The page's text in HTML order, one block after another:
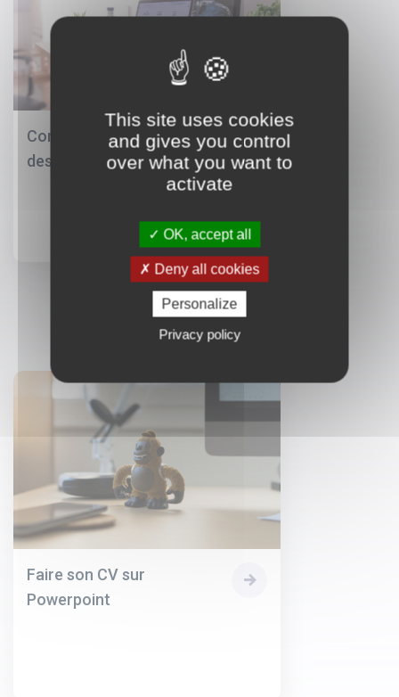
Comment faire un CV
design sur Canva ?
Faire son CV sur
Powerpoint
This site uses cookies
and gives you control
over what you want to
activate
OK, accept all
Deny all cookies
Personalize
Privacy policy